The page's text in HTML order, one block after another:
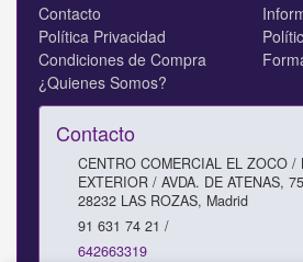
Contacto
Política Privacidad
Condiciones de Compra
¿Quienes Somos?
Contacto
CENTRO COMERCIAL EL ZOCO /
EXTERIOR / AVDA. DE ATENAS, 75
28232 LAS ROZAS, Madrid
91 631 74 21 /
642663319